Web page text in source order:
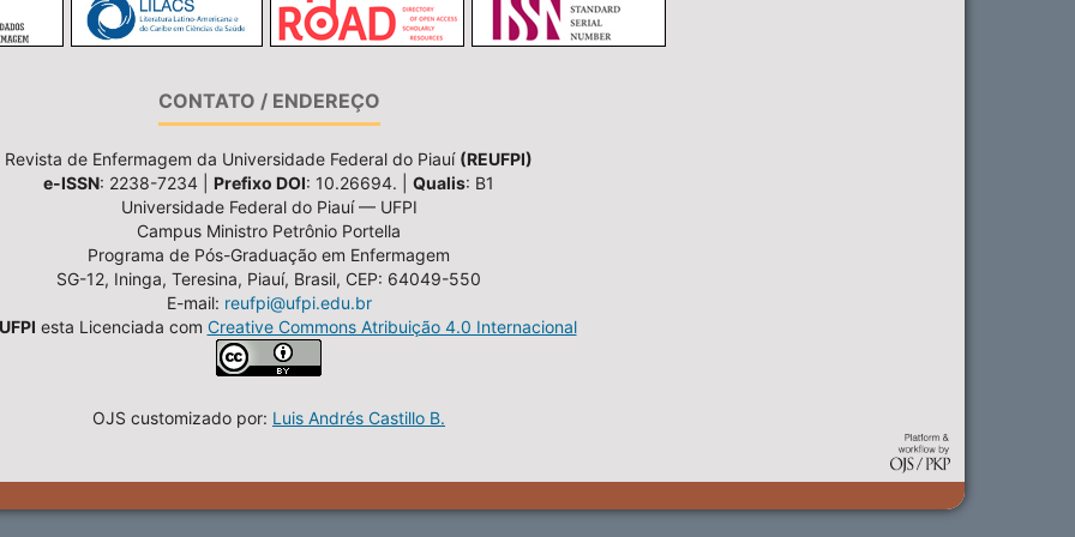
CONTATO / ENDEREÇO
Revista de Enfermagem da Universidade Federal do Piauí (REUFPI)
e-ISSN: 2238-7234 | Prefixo DOI: 10.26694. | Qualis: B1
Universidade Federal do Piauí — UFPI
Campus Ministro Petrônio Portella
Programa de Pós-Graduação em Enfermagem
SG-12, Ininga, Teresina, Piauí, Brasil, CEP: 64049-550
E-mail: reufpi@ufpi.edu.br
esta Licenciada com Creative Commons Atribuição 4.0 Internacional
OJS customizado por: Luis Andrés Castillo B.